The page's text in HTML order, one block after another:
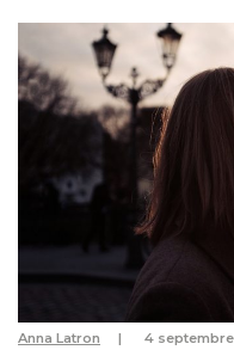
Anna Latron 4